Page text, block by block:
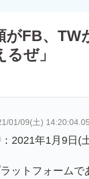
がFB、
ぜ」
01/09(土)
2021年1月9日(
ットフォーム